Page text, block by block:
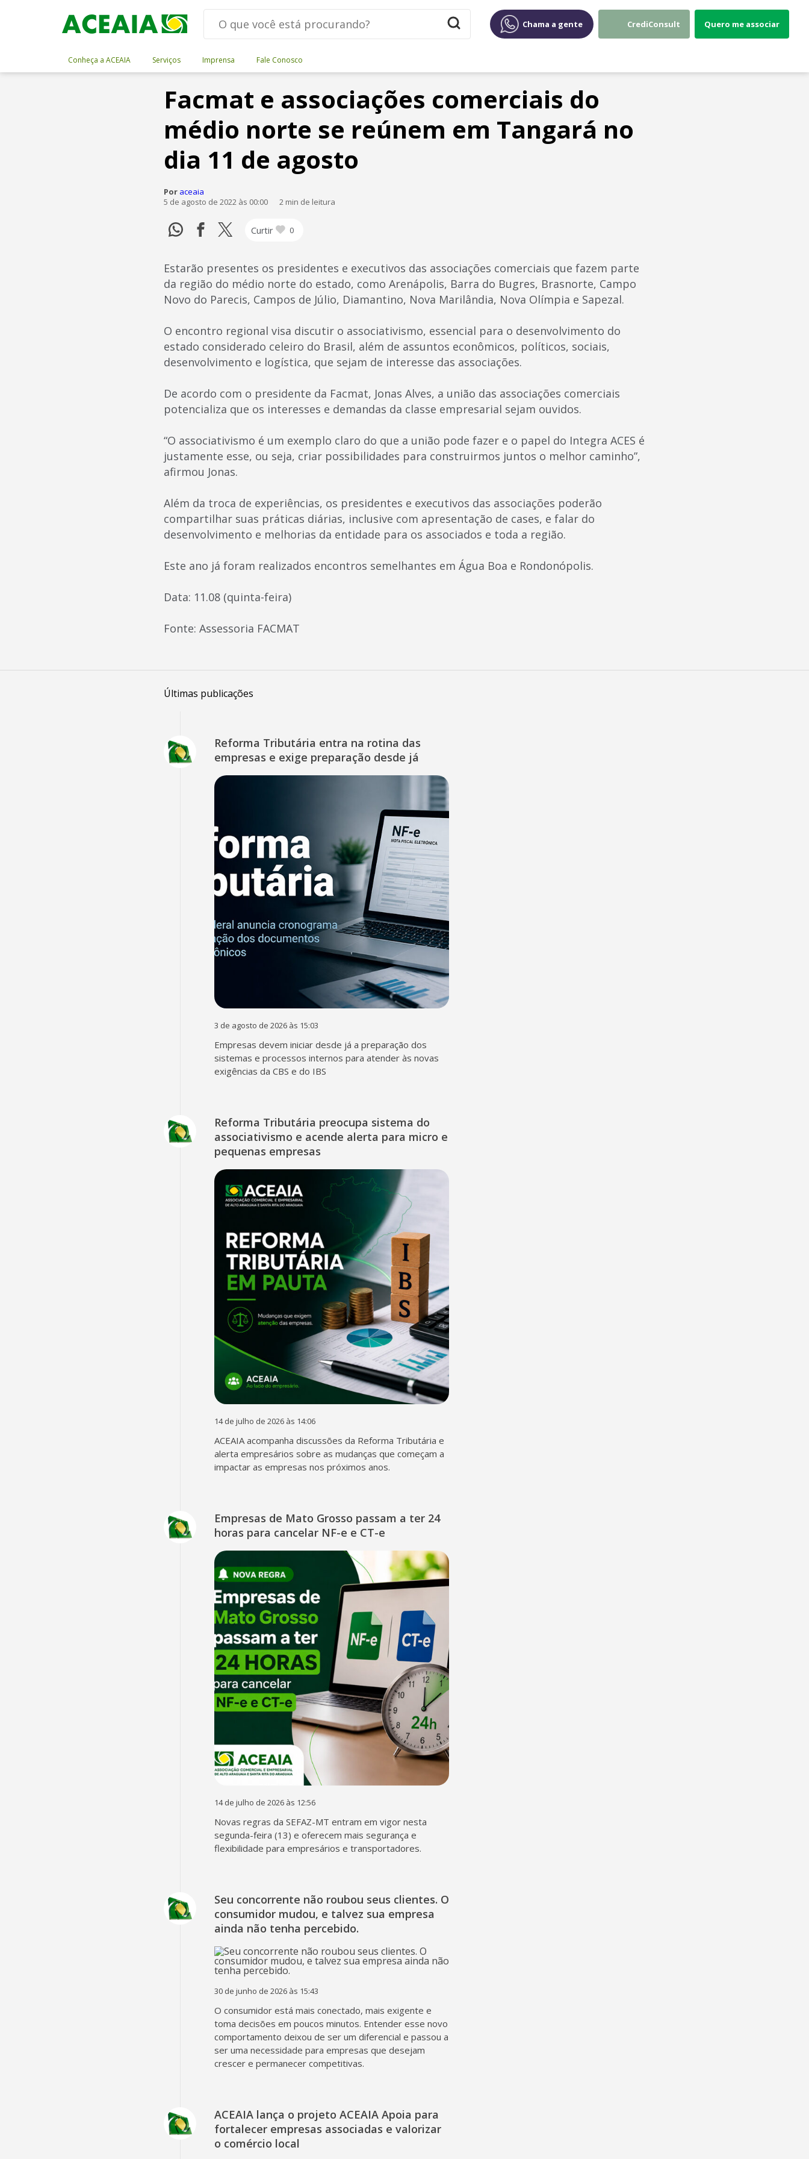
Chama a gente CrediConsult Quero me associar
Conheça a ACEAIA Serviços Imprensa Fale Conosco
Facmat e associações comerciais do
médio norte se reúnem em Tangará no
dia 11 de agosto
Por aceaia
5 de agosto de 2022 às 00:00
2 min de leitura
Curtir 0
Estarão presentes os presidentes e executivos das associações comerciais que fazem parte
da região do médio norte do estado, como Arenápolis, Barra do Bugres, Brasnorte, Campo
Novo do Parecis, Campos de Júlio, Diamantino, Nova Marilândia, Nova Olímpia e Sapezal.
O encontro regional visa discutir o associativismo, essencial para o desenvolvimento do
estado considerado celeiro do Brasil, além de assuntos econômicos, políticos, sociais,
desenvolvimento e logística, que sejam de interesse das associações.
De acordo com o presidente da Facmat, Jonas Alves, a união das associações comerciais
potencializa que os interesses e demandas da classe empresarial sejam ouvidos.
“O associativismo é um exemplo claro do que a união pode fazer e o papel do Integra ACES é
justamente esse, ou seja, criar possibilidades para construirmos juntos o melhor caminho”,
afirmou Jonas.
Além da troca de experiências, os presidentes e executivos das associações poderão
compartilhar suas práticas diárias, inclusive com apresentação de cases, e falar do
desenvolvimento e melhorias da entidade para os associados e toda a região.
Este ano já foram realizados encontros semelhantes em Água Boa e Rondonópolis.
Data: 11.08 (quinta-feira)
Fonte: Assessoria FACMAT
Últimas publicações
Reforma Tributária entra na rotina das
empresas e exige preparação desde já
3 de agosto de 2026 às 15:03
Empresas devem iniciar desde já a preparação dos
sistemas e processos internos para atender às novas
exigências da CBS e do IBS
Reforma Tributária preocupa sistema do
associativismo e acende alerta para micro e
pequenas empresas
14 de julho de 2026 às 14:06
ACEAIA acompanha discussões da Reforma Tributária e
alerta empresários sobre as mudanças que começam a
impactar as empresas nos próximos anos.
Empresas de Mato Grosso passam a ter 24
horas para cancelar NF-e e CT-e
14 de julho de 2026 às 12:56
Novas regras da SEFAZ-MT entram em vigor nesta
segunda-feira (13) e oferecem mais segurança e
flexibilidade para empresários e transportadores.
Seu concorrente não roubou seus clientes. O
consumidor mudou, e talvez sua empresa
ainda não tenha percebido.
30 de junho de 2026 às 15:43
O consumidor está mais conectado, mais exigente e
toma decisões em poucos minutos. Entender esse novo
comportamento deixou de ser um diferencial e passou a
ser uma necessidade para empresas que desejam
crescer e permanecer competitivas.
ACEAIA lança o projeto ACEAIA Apoia para
fortalecer empresas associadas e valorizar
o comércio local